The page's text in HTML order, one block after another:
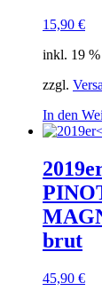
15,90 €
inkl. 19
zzgl.
In den
brut
45,90 €